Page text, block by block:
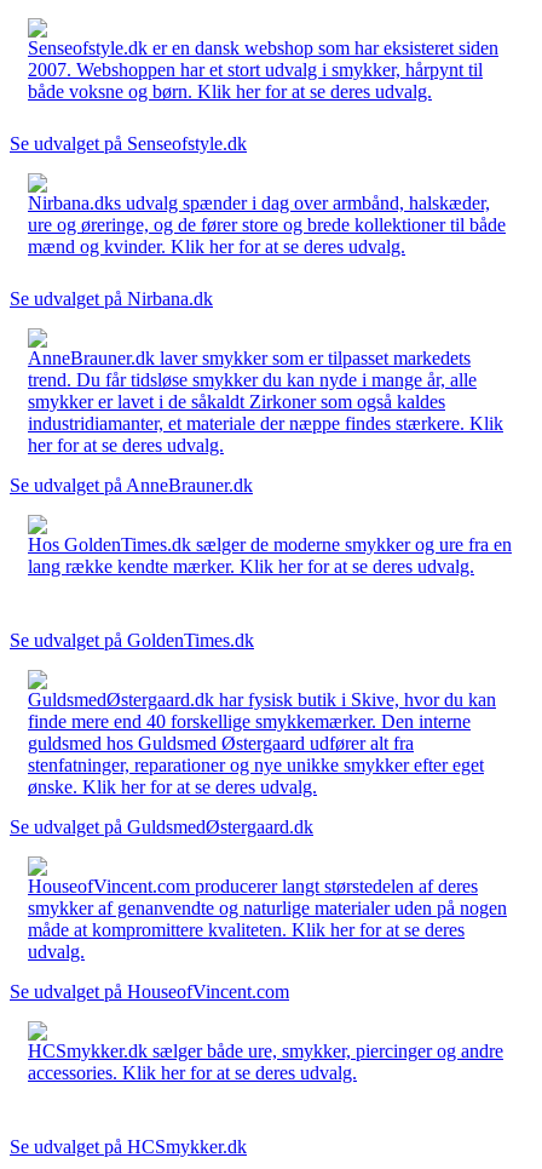
Senseofstyle.dk er en dansk webshop som har eksisteret siden
2007. Webshoppen har et stort udvalg i smykker, hårpynt til
både voksne og børn. Klik her for at se deres udvalg.
Se udvalget på Senseofstyle.dk
Nirbana.dks udvalg spænder i dag over armbånd, halskæder,
ure og øreringe, og de fører store og brede kollektioner til både
mænd og kvinder. Klik her for at se deres udvalg.
Se udvalget på Nirbana.dk
AnneBrauner.dk laver smykker som er tilpasset markedets
trend. Du får tidsløse smykker du kan nyde i mange år, alle
smykker er lavet i de såkaldt Zirkoner som også kaldes
industridiamanter, et materiale der næppe findes stærkere. Klik
her for at se deres udvalg.
Se udvalget på AnneBrauner.dk
Hos GoldenTimes.dk sælger de moderne smykker og ure fra en
lang række kendte mærker. Klik her for at se deres udvalg.
Se udvalget på GoldenTimes.dk
GuldsmedØstergaard.dk har fysisk butik i Skive, hvor du kan
finde mere end 40 forskellige smykkemærker. Den interne
guldsmed hos Guldsmed Østergaard udfører alt fra
stenfatninger, reparationer og nye unikke smykker efter eget
ønske. Klik her for at se deres udvalg.
Se udvalget på GuldsmedØstergaard.dk
HouseofVincent.com producerer langt størstedelen af deres
smykker af genanvendte og naturlige materialer uden på nogen
måde at kompromittere kvaliteten. Klik her for at se deres
udvalg.
Se udvalget på HouseofVincent.com
HCSmykker.dk sælger både ure, smykker, piercinger og andre
accessories. Klik her for at se deres udvalg.
Se udvalget på HCSmykker.dk